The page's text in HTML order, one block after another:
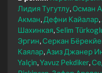
Лидия Тугутлу Осман
Акман Дефни Кайалар
Шахинкая Selim
Эргин Серкан
Каялар Азиз Джанер
Yalçin Yavuz Pekdiker